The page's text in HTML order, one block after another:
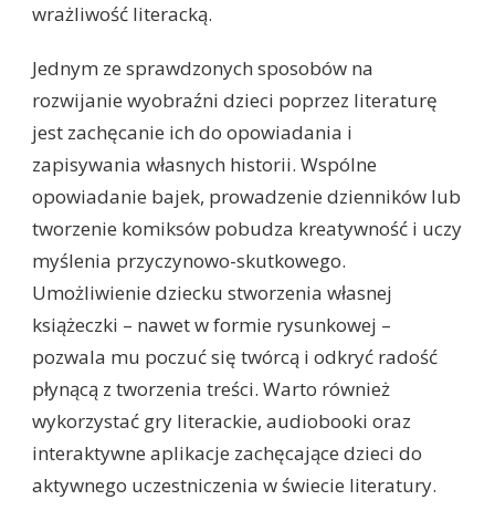
wrażliwość literacką.
Jednym ze sprawdzonych sposobów na
rozwijanie wyobraźni dzieci poprzez literaturę
jest zachęcanie ich do opowiadania i
zapisywania własnych historii. Wspólne
opowiadanie bajek, prowadzenie dzienników lub
tworzenie komiksów pobudza kreatywność i uczy
myślenia przyczynowo-skutkowego.
Umożliwienie dziecku stworzenia własnej
książeczki – nawet w formie rysunkowej –
pozwala mu poczuć się twórcą i odkryć radość
płynącą z tworzenia treści. Warto również
wykorzystać gry literackie, audiobooki oraz
interaktywne aplikacje zachęcające dzieci do
aktywnego uczestniczenia w świecie literatury.